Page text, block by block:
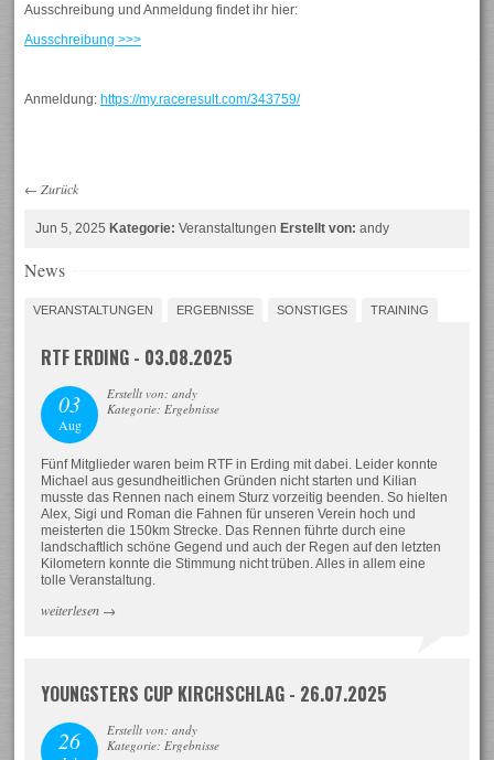
Ausschreibung und Anmeldung findet ihr hier:
Ausschreibung >>>
Anmeldung:https://my.raceresult.com/343759/
← Zurück
Jun 5, 2025Kategorie: VeranstaltungenErstellt von: andy
News
VERANSTALTUNGEN ERGEBNISSE SONSTIGES TRAINING
RTF ERDING - 03.08.2025
03
Aug
Erstellt von: andy
Kategorie: Ergebnisse
Fünf Mitglieder waren beim RTF in Erding mit dabei. Leider konnte
Michael aus gesundheitlichen Gründen nicht starten und Kilian
musste das Rennen nach einem Sturz vorzeitig beenden. So hielten
Alex, Sigi und Roman die Fahnen für unseren Verein hoch und
meisterten die 150km Strecke. Das Rennen führte durch eine
landschaftlich schöne Gegend und auch der Regen auf den letzten
Kilometern konnte die Stimmung nicht trüben. Alles in allem eine
tolle Veranstaltung.
weiterlesen →
YOUNGSTERS CUP KIRCHSCHLAG - 26.07.2025
26
Erstellt von: andy
Kategorie: Ergebnisse